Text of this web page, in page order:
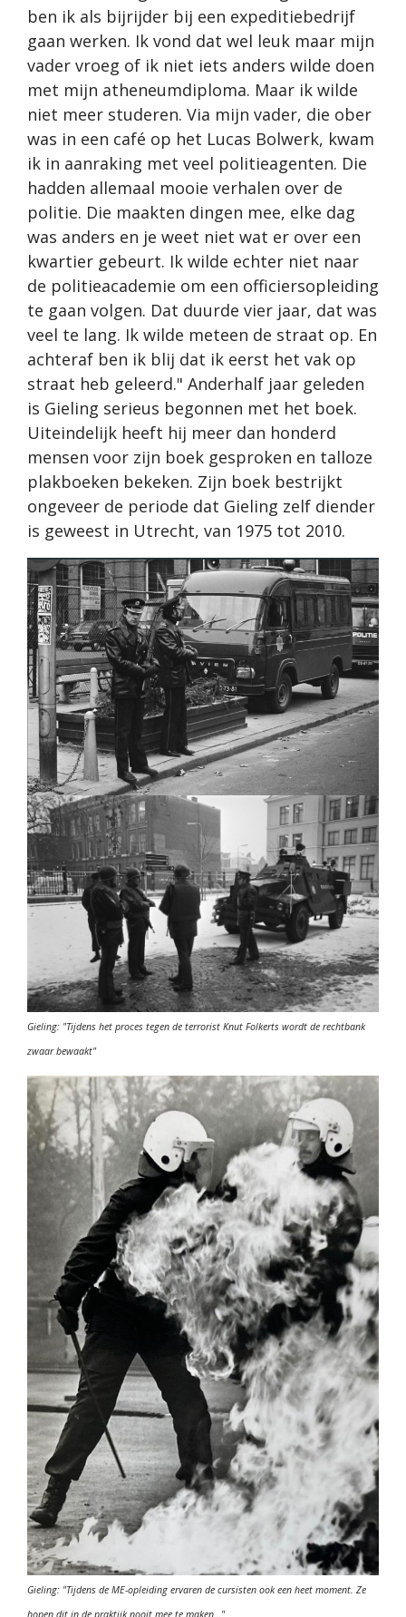
ben ik als bijrijder bij een expeditiebedrijf
gaan werken. Ik vond dat wel leuk maar mijn
vader vroeg of ik niet iets anders wilde doen
met mijn atheneumdiploma. Maar ik wilde
niet meer studeren. Via mijn vader, die ober
was in een café op het Lucas Bolwerk, kwam
ik in aanraking met veel politieagenten. Die
hadden allemaal mooie verhalen over de
politie. Die maakten dingen mee, elke dag
was anders en je weet niet wat er over een
kwartier gebeurt. Ik wilde echter niet naar
de politieacademie om een officiersopleiding
te gaan volgen. Dat duurde vier jaar, dat was
veel te lang. Ik wilde meteen de straat op. En
achteraf ben ik blij dat ik eerst het vak op
straat heb geleerd." Anderhalf jaar geleden
is Gieling serieus begonnen met het boek.
Uiteindelijk heeft hij meer dan honderd
mensen voor zijn boek gesproken en talloze
plakboeken bekeken. Zijn boek bestrijkt
ongeveer de periode dat Gieling zelf diender
is geweest in Utrecht, van 1975 tot 2010.
Gieling: "Tijdens het proces tegen de terrorist Knut Folkerts wordt de rechtbank
zwaar bewaakt"
Gieling: "Tijdens de ME-opleiding ervaren de cursisten ook een heet moment. Ze
hopen dit in de praktijk nooit mee te maken…"